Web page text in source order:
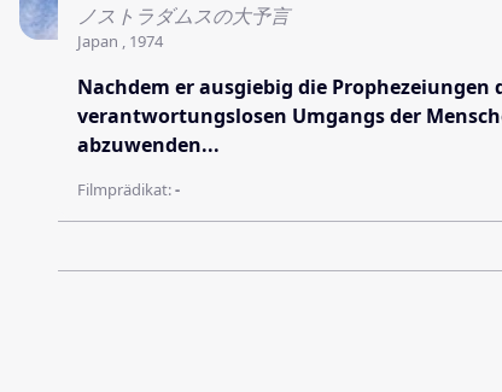
ノストラダムスの大予言
Japan , 1974
Nachdem er ausgiebig die
verantwortungslosen Umgangs der
abzuwenden...
Filmprädikat:-